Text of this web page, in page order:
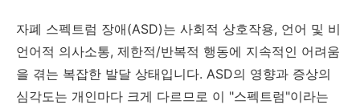
자폐 스펙트럼 장애(ASD)는 사회적 상호작용, 언어 및 비
언어적 의사소통, 제한적/반복적 행동에 지속적인 어려움
을 겪는 복잡한 발달 상태입니다. ASD의 영향과 증상의
심각도는 개인마다 크게 다르므로 이 "스펙트럼"이라는